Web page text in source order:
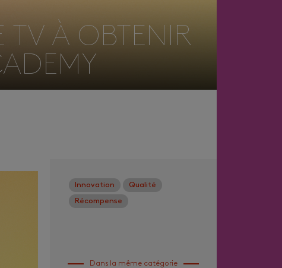
TV À OBTENIR
Innovation Qualité
Récompense
Dans la même catégorie